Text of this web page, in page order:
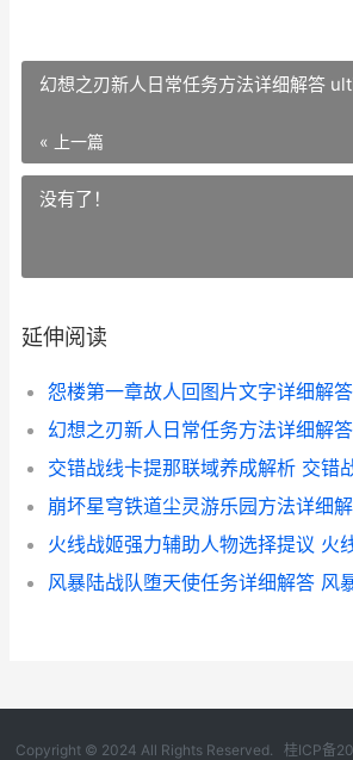
幻想之刃新人日常任务方法详细解答
« 上一篇
没有了！
延伸阅读
怨楼第一章故人回图片文字详细解
火线战姬强力辅助人物选择提议 火
Copyright © 2024 All Rights Reserved. 桂ICP备